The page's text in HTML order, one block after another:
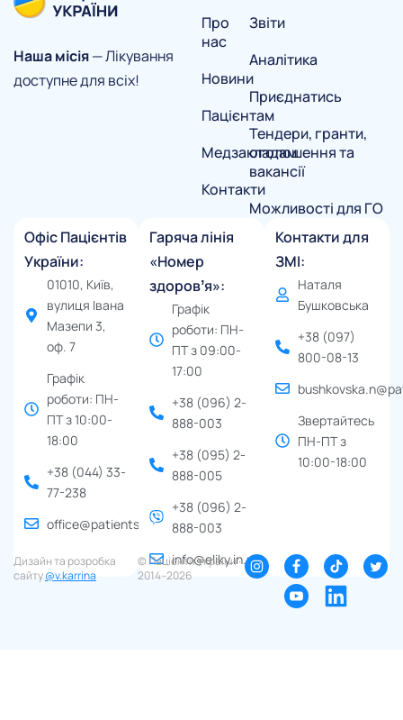
Наша місія— Лікування
доступне для всіх!
Про
нас
Новини
Пацієнтам
Медзакладам
Контакти
Звіти
Аналітика
Приєднатись
Тендери, гранти,
оголошення та
вакансії
Можливості для ГО
Офіс Пацієнтів
України:
01010, Київ,
вулиця Івана
Мазепи 3,
оф. 7
Графік
роботи: ПН-
ПТ з 10:00-
18:00
+38 (044) 33-
77-238
office@patients.org.ua
Гаряча лінія
«Номер
здоровʼя»:
Графік
роботи: ПН-
ПТ з 09:00-
17:00
+38 (096) 2-
888-003
+38 (095) 2-
888-005
+38 (096) 2-
888-003
info@eliky.in.ua
Контакти для
ЗМІ:
Наталя
Бушковська
+38 (097)
800-08-13
Звертайтесь
ПН-ПТ з
10:00-18:00
Дизайн та розробка
сайту@v.karrina
© Пацієнти України ∙
2014–2026